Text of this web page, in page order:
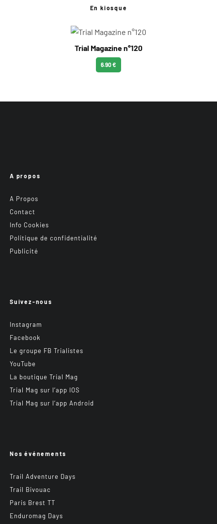
En kiosque
Trial Magazine n°120
6.90 €
A propos
A Propos
Contact
Info Cookies
Politique de confidentialité
Publicité
Suivez-nous
Instagram
Facebook
Le groupe FB Trialistes
YouTube
La boutique Trial Mag
Trial Mag sur l’app IOS
Trial Mag sur l’app Android
Nos événements
Trail Adventure Days
Trail Bivouac
Paris Brest TT
Enduromag Days